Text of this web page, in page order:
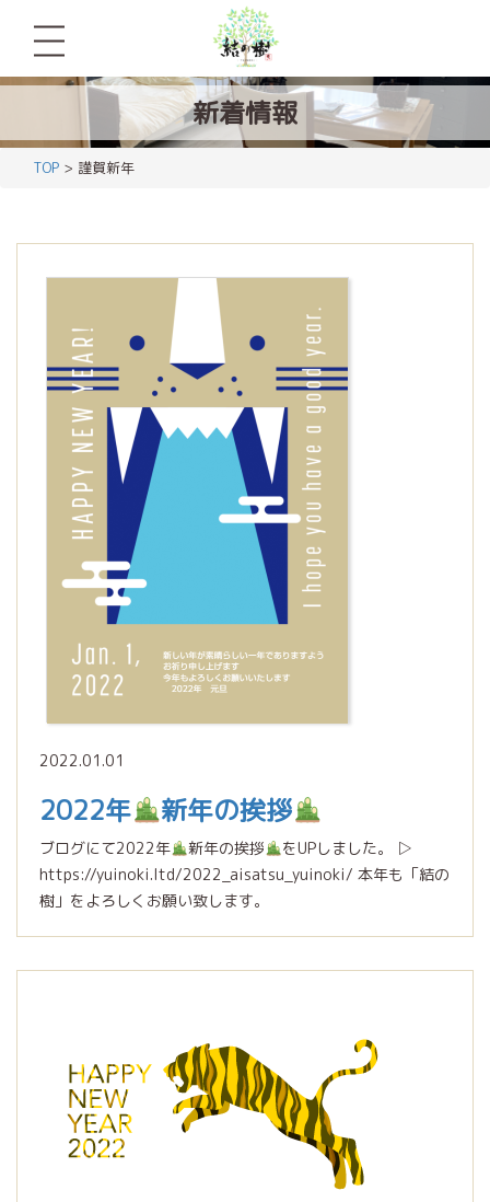
新着情報
TOP > 謹賀新年
2022.01.01
2022年 新年の挨拶
ブログにて2022年 新年の挨拶
をUPしました。 ▷
https://yuinoki.ltd/2022_aisatsu_yuinoki/ 本年も「結の
樹」をよろしくお願い致します。